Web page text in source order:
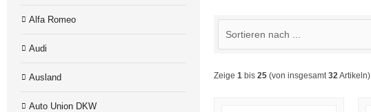
Zeige 1 bis 25 (von insgesamt32Artikeln)
Alfa Romeo
Audi
Ausland
Auto Union DKW